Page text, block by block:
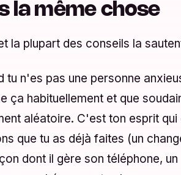
la même chose
la plupart des conseils la
tu n'es pas une personne
ça habituellement et que
aléatoire. C'est ton esprit qui
que tu as déjà faites (un
dont il gère son téléphone, un